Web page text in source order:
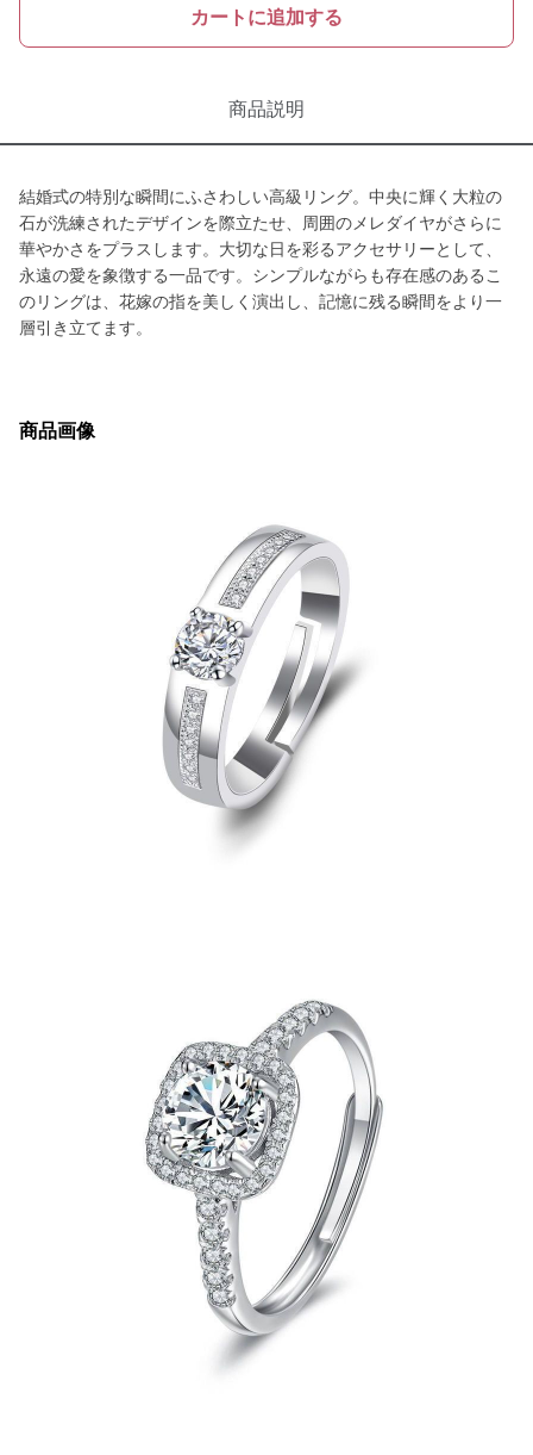
カートに追加する
商品説明
結婚式の特別な瞬間にふさわしい高級リング。中央に輝く大粒の
石が洗練されたデザインを際立たせ、周囲のメレダイヤがさらに
華やかさをプラスします。大切な日を彩るアクセサリーとして、
永遠の愛を象徴する一品です。シンプルながらも存在感のあるこ
のリングは、花嫁の指を美しく演出し、記憶に残る瞬間をより一
層引き立てます。
商品画像